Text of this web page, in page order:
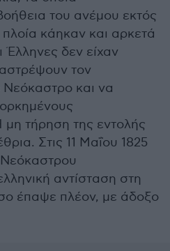
του ανέμου εκτός
κάηκαν και αρκετά
δεν είχαν
τον
Νεόκαστρο και να
τήρηση της εντολής
Στις 11 Μαΐου 1825
Νεόκαστρου
αντίσταση στη
έπαψε πλέον, με άδοξο